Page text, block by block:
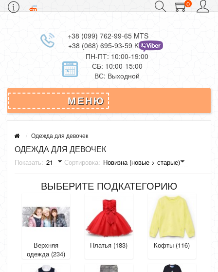
0
+38 (099) 762-99-65 MTS
+38 (068) 695-93-59 Kievstar
ПН-ПТ: 10:00-19:00
СБ: 10:00-15:00
ВС: Выходной
МЕНЮ
Одежда для девочек
ОДЕЖДА ДЛЯ ДЕВОЧЕК
Показать: Сортировка:
ВЫБЕРИТЕ ПОДКАТЕГОРИЮ
Верхняя
одежда (234)
Платья (183) Кофты (116)